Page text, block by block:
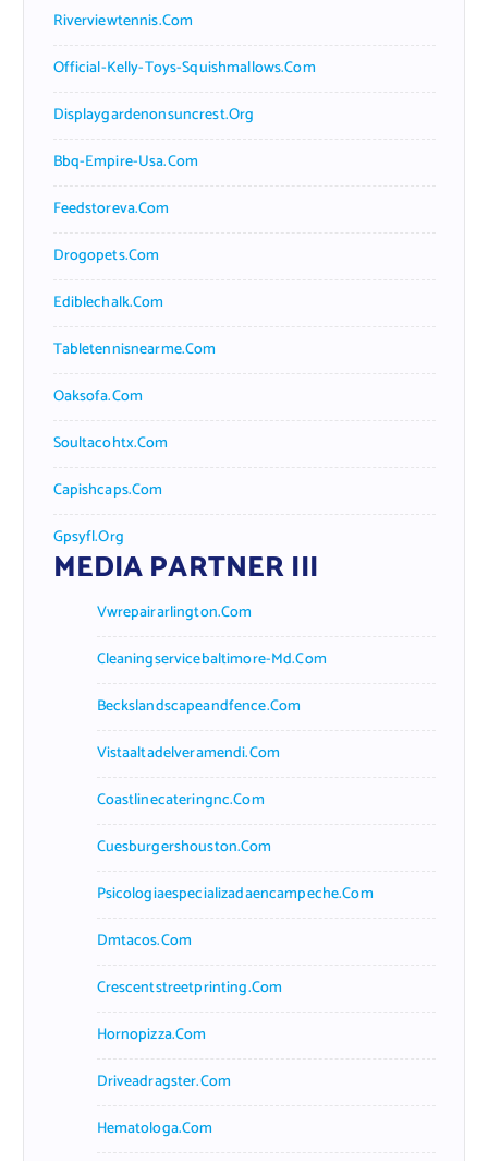
Riverviewtennis.com
Official-Kelly-Toys-Squishmallows.com
Displaygardenonsuncrest.org
Bbq-Empire-Usa.com
Feedstoreva.com
Drogopets.com
Ediblechalk.com
Tabletennisnearme.com
Oaksofa.com
Soultacohtx.com
Capishcaps.com
Gpsyfl.org
MEDIA PARTNER III
Vwrepairarlington.com
Cleaningservicebaltimore-Md.com
Beckslandscapeandfence.com
Vistaaltadelveramendi.com
Coastlinecateringnc.com
Cuesburgershouston.com
Psicologiaespecializadaencampeche.com
Dmtacos.com
Crescentstreetprinting.com
Hornopizza.com
Driveadragster.com
Hematologa.com